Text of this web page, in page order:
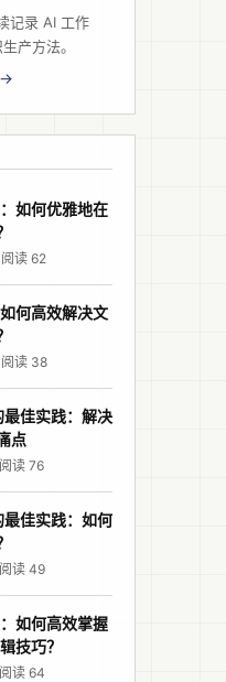
记录 AI 工作
产方法。
→
如何优雅地在
读 62
何高效解决文
读 38
佳实践：解决
点
读 76
佳实践：如何
读 49
如何高效掌握
技巧？
读 64